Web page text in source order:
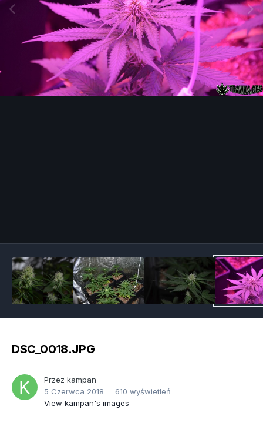
DSC_0018.JPG
Przez kampan
5 Czerwca 2018
610 wyświetleń
View kampan's images